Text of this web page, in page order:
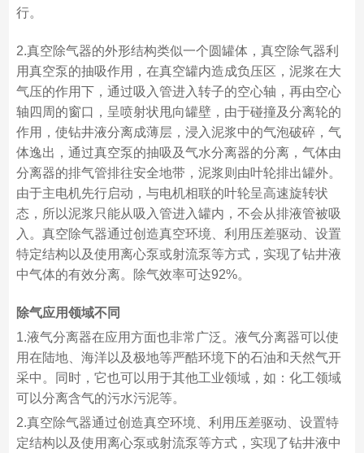
行。
2.真空除气器的外形结构类似一个圆罐体，真空除气器利
用真空泵的抽吸作用，在真空罐内造成负压区，泥浆在大
气压的作用下，通过吸入管进入转子的空心轴，再由空心
轴四周的窗口，呈喷射状甩向罐壁，由于碰撞及分离轮的
作用，使钻井液分离成薄层，浸入泥浆中的气泡破碎，气
体逸出，通过真空泵的抽吸及气水分离器的分离，气体由
分离器的排气管排往安全地带，泥浆则由叶轮排出罐外。
由于主电机先行启动，与电机相联的叶轮呈高速旋转状
态，所以泥浆只能从吸入管进入罐内，不会从排液管被吸
入。真空除气器通过创造真空环境、利用压差驱动、设置
特定结构以及使用离心泵或射流泵等方式，实现了钻井液
中气体的有效分离。除气效率可达92%。
除气应用领域不同
1.液气分离器在应用方面也非常广泛。液气分离器可以使
用在陆地、海洋以及极地等严酷环境下的石油和天然气开
采中。同时，它也可以用于其他工业领域，如：化工领域
可以分离含气的污水污泥等。
2.真空除气器通过创造真空环境、利用压差驱动、设置特
定结构以及使用离心泵或射流泵等方式，实现了钻井液中